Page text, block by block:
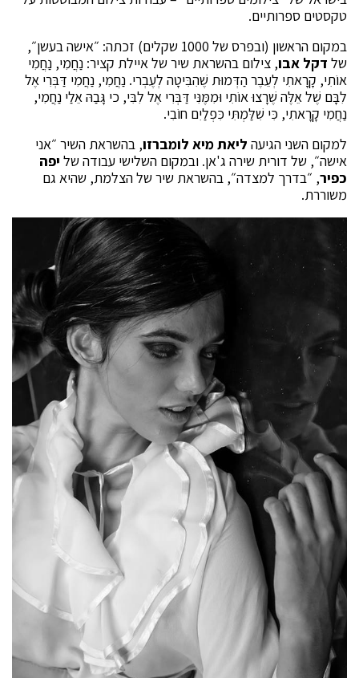
טקסטים ספרותיים.
במקום הראשון (ובפרס של 1000 שקלים) זכתה: ״אישה בעשן״,
של דקל אבו, צילום בהשראת שיר של איילת קציר: נַחֲמִי, נַחֲמִי
אוֹתִי, קָרָאתִי לְעֵבֶר הַדְּמוּת שֶׁהִבִּיטָה לְעֶבְרי. נַחֲמִי, נַחֲמִי דַּבְּרִי אֶל
לִבָּם שֶׁל אֵלֶּה שֶׁרָצוּ אוֹתִי וּמִמֶּנִּי דַּבְּרִי אֶל לִבִּי, כי גָּבַהּ אֵלַי נַחֲמִי,
נַחֲמִי קָרָאתִי, כִּי שִׁלַּמְתִּי כִּפְלַיִם חוֹבִי.
למקום השני הגיעה ליאת מיא לומברזו, בהשראת השיר ״אני
אישה״, של דורית שירה ג'אן. ובמקום השלישי עבודה של יפה
כפיר, ״בדרך למצדה״, בהשראת שיר של הצלמת, שהיא גם
משוררת.